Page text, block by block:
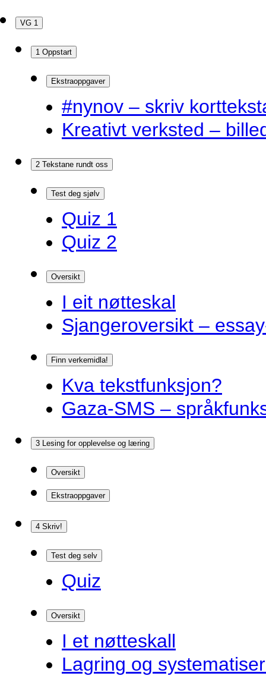
VG 1
1 Oppstart
Ekstraoppgaver
#nynov – skriv
Kreativt verksted –
2 Tekstane rundt oss
Test deg sjølv
Quiz 1
Quiz 2
Oversikt
I eit nøtteskal
Sjangeroversikt –
Finn verkemidla!
Kva tekstfunksjon?
Gaza-SMS –
3 Lesing for opplevelse og læring
Oversikt
Ekstraoppgaver
4 Skriv!
Test deg selv
Quiz
Oversikt
I et nøtteskall
Lagring og